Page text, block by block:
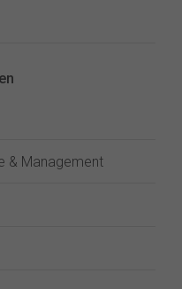
& Management